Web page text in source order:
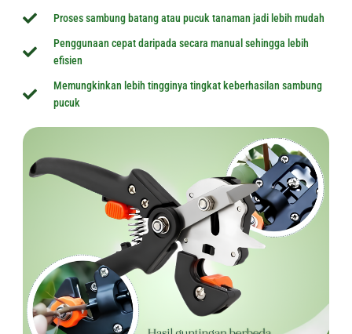
Proses sambung batang atau pucuk tanaman jadi lebih mudah
Penggunaan cepat daripada secara manual sehingga lebih
efisien
Memungkinkan lebih tingginya tingkat keberhasilan sambung
pucuk